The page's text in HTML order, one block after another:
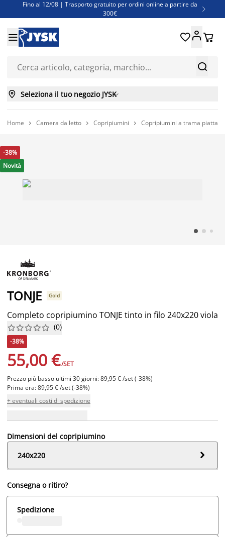
Fino al 12/08 | Trasporto gratuito per ordini online a partire da
300€

Super offerte d'estate | Oltre 1.500 articoli fino al 70%
Finanziamenti - Scegli il piano di rimborso più adatto a te


 
 Seleziona il tuo negozio JYSK
Home  Camera da letto  Copripiumini  Copripiumini a trama piatta
-38%
Novità
TONJE Gold
Completo copripiumino TONJE tinto in filo 240x220 viola





 (0)
-38%
55,00 €/SET
Prezzo più basso ultimi 30 giorni: 89,95 € /set (-38%)
Prima era: 89,95 € /set (-38%)
+ eventuali costi di spedizione
Dimensioni del copripiumino
240x220

Consegna o ritiro?
Spedizione